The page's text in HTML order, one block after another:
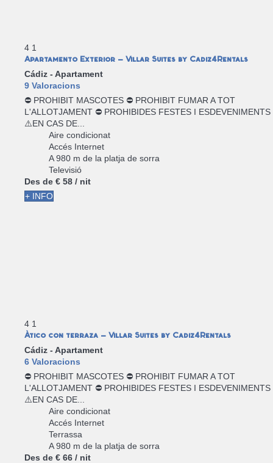
4 1
Apartamento Exterior - Villar Suites by Cadiz4Rentals
Cádiz - Apartament
9 Valoracions
⛔ PROHIBIT MASCOTES ⛔ PROHIBIT FUMAR A TOT
L'ALLOTJAMENT ⛔ PROHIBIDES FESTES I ESDEVENIMENTS
⚠️EN CAS DE...
Aire condicionat
Accés Internet
A 980 m de la platja de sorra
Televisió
Des de € 58 / nit
+ INFO
4 1
Ático con terraza - Villar Suites by Cadiz4Rentals
Cádiz - Apartament
6 Valoracions
⛔ PROHIBIT MASCOTES ⛔ PROHIBIT FUMAR A TOT
L'ALLOTJAMENT ⛔ PROHIBIDES FESTES I ESDEVENIMENTS
⚠️EN CAS DE...
Aire condicionat
Accés Internet
Terrassa
A 980 m de la platja de sorra
Des de € 66 / nit